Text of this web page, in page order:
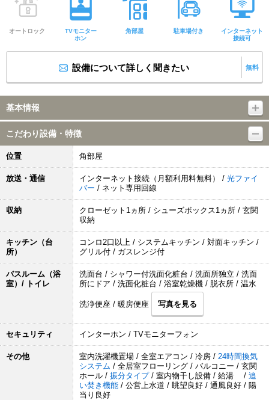
オートロック
TVモニター
ホン
角部屋 駐車場付き
インターネット
接続可
設備について詳しく聞きたい 無料
基本情報
こだわり設備・特徴
位置 角部屋
放送・通信 インターネット接続（月額利用料無料） / 光ファイ
バー / ネット専用回線
収納
クローゼット1ヵ所 / シューズボックス1ヵ所 / 玄関
収納
キッチン（台
所）
コンロ2口以上 / システムキッチン / 対面キッチン /
グリル付 / ガスレンジ付
バスルーム（浴
室）/ トイレ
洗面台 / シャワー付洗面化粧台 / 洗面所独立 / 洗面
所にドア / 洗面化粧台 / 浴室乾燥機 / 脱衣所 / 温水
洗浄便座 / 暖房便座 写真を見る
セキュリティ インターホン / TVモニターフォン
その他 室内洗濯機置場 / 全室エアコン / 冷房 / 24時間換気
システム / 全居室フローリング / バルコニー / 玄関
ホール / 振分タイプ / 室内物干し設備 / 給湯 / 追
い焚き機能 / 公営上水道 / 眺望良好 / 通風良好 / 陽
当り良好